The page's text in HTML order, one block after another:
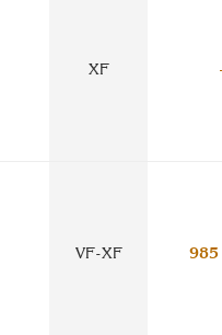
XF
VF-XF 985